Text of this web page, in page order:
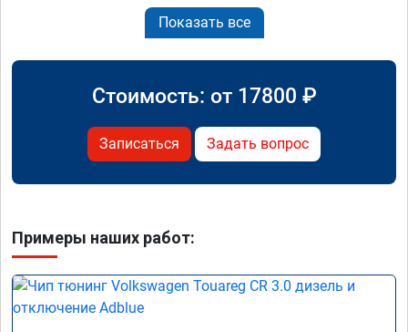
Показать все
Стоимость: от 17800 ₽
Записаться Задать вопрос
Примеры наших работ: